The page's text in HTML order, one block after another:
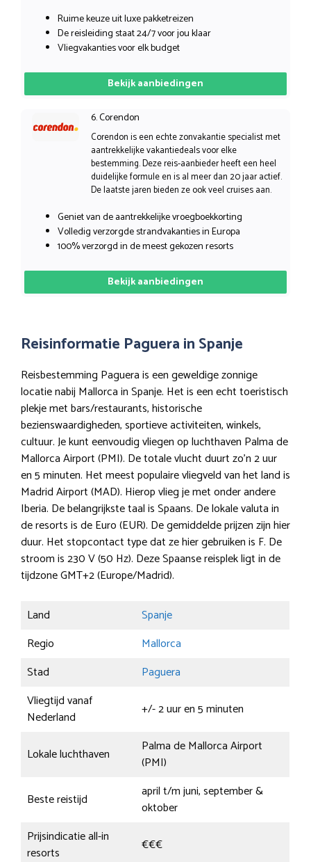
Ruime keuze uit luxe pakketreizen
De reisleiding staat 24/7 voor jou klaar
Vliegvakanties voor elk budget
Bekijk aanbiedingen
6. Corendon
Corendon is een echte zonvakantie specialist met
aantrekkelijke vakantiedeals voor elke
bestemming. Deze reis-aanbieder heeft een heel
duidelijke formule en is al meer dan 20 jaar actief.
De laatste jaren bieden ze ook veel cruises aan.
Geniet van de aantrekkelijke vroegboekkorting
Volledig verzorgde strandvakanties in Europa
100% verzorgd in de meest gekozen resorts
Bekijk aanbiedingen
Reisinformatie Paguera in Spanje
Reisbestemming Paguera is een geweldige zonnige
locatie nabij Mallorca in Spanje. Het is een echt toeristisch
plekje met bars/restaurants, historische
bezienswaardigheden, sportieve activiteiten, winkels,
cultuur. Je kunt eenvoudig vliegen op luchthaven Palma de
Mallorca Airport (PMI). De totale vlucht duurt zo’n 2 uur
en 5 minuten. Het meest populaire vliegveld van het land is
Madrid Airport (MAD). Hierop vlieg je met onder andere
Iberia. De belangrijkste taal is Spaans. De lokale valuta in
de resorts is de Euro (EUR). De gemiddelde prijzen zijn hier
duur. Het stopcontact type dat ze hier gebruiken is F. De
stroom is 230 V (50 Hz). Deze Spaanse reisplek ligt in de
tijdzone GMT+2 (Europe/Madrid).
Land
Spanje
Regio
Mallorca
Stad
Paguera
Vliegtijd vanaf
Nederland
+/- 2 uur en 5 minuten
Lokale luchthaven
Palma de Mallorca Airport
(PMI)
Beste reistijd
april t/m juni, september &
oktober
Prijsindicatie all-in
resorts
€€€